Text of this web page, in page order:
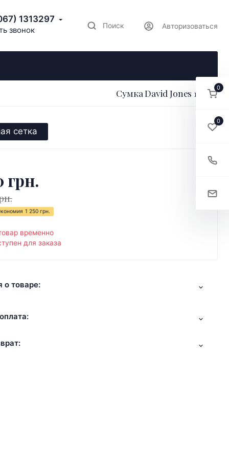
1313297
звонок Поиск Авторизоваться
Сумка David Jones 187313
сетка
грн.
1 250 грн.
временно
для заказа
о товаре:
0
0